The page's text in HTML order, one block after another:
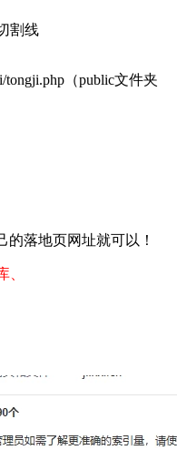
线
（public文件夹
的落地页网址就可以！
、